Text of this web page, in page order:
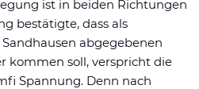
ist in beiden Richtungen
bestätigte, dass als
abgegebenen
kommen soll, verspricht die
Spannung. Denn nach